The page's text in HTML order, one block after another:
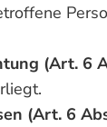
(Art. 6
(Art. 6